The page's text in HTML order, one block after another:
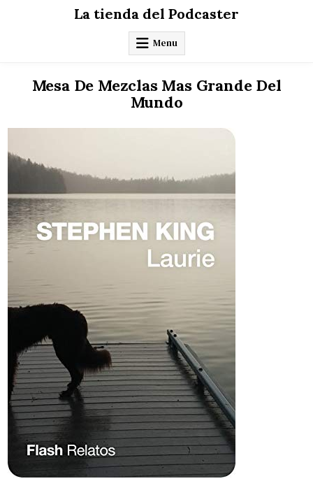
La tienda del Podcaster
Menu
Mesa De Mezclas Mas Grande Del
Mundo